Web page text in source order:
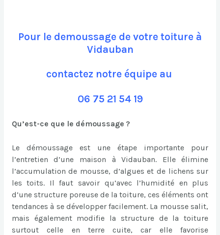
Pour le demoussage de votre toiture à
Vidauban
contactez notre équipe au
06 75 21 54 19
Qu’est-ce que le démoussage ?
Le démoussage est une étape importante pour
l’entretien d’une maison à Vidauban. Elle élimine
l’accumulation de mousse, d’algues et de lichens sur
les toits. Il faut savoir qu’avec l’humidité en plus
d’une structure poreuse de la toiture, ces éléments ont
tendances à se développer facilement. La mousse salit,
mais également modifie la structure de la toiture
surtout celle en terre cuite, car elle favorise